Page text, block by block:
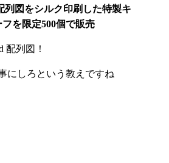
列図をシルク印刷した特製キ
を限定500個で販売
配列図！
にしろという教えですね